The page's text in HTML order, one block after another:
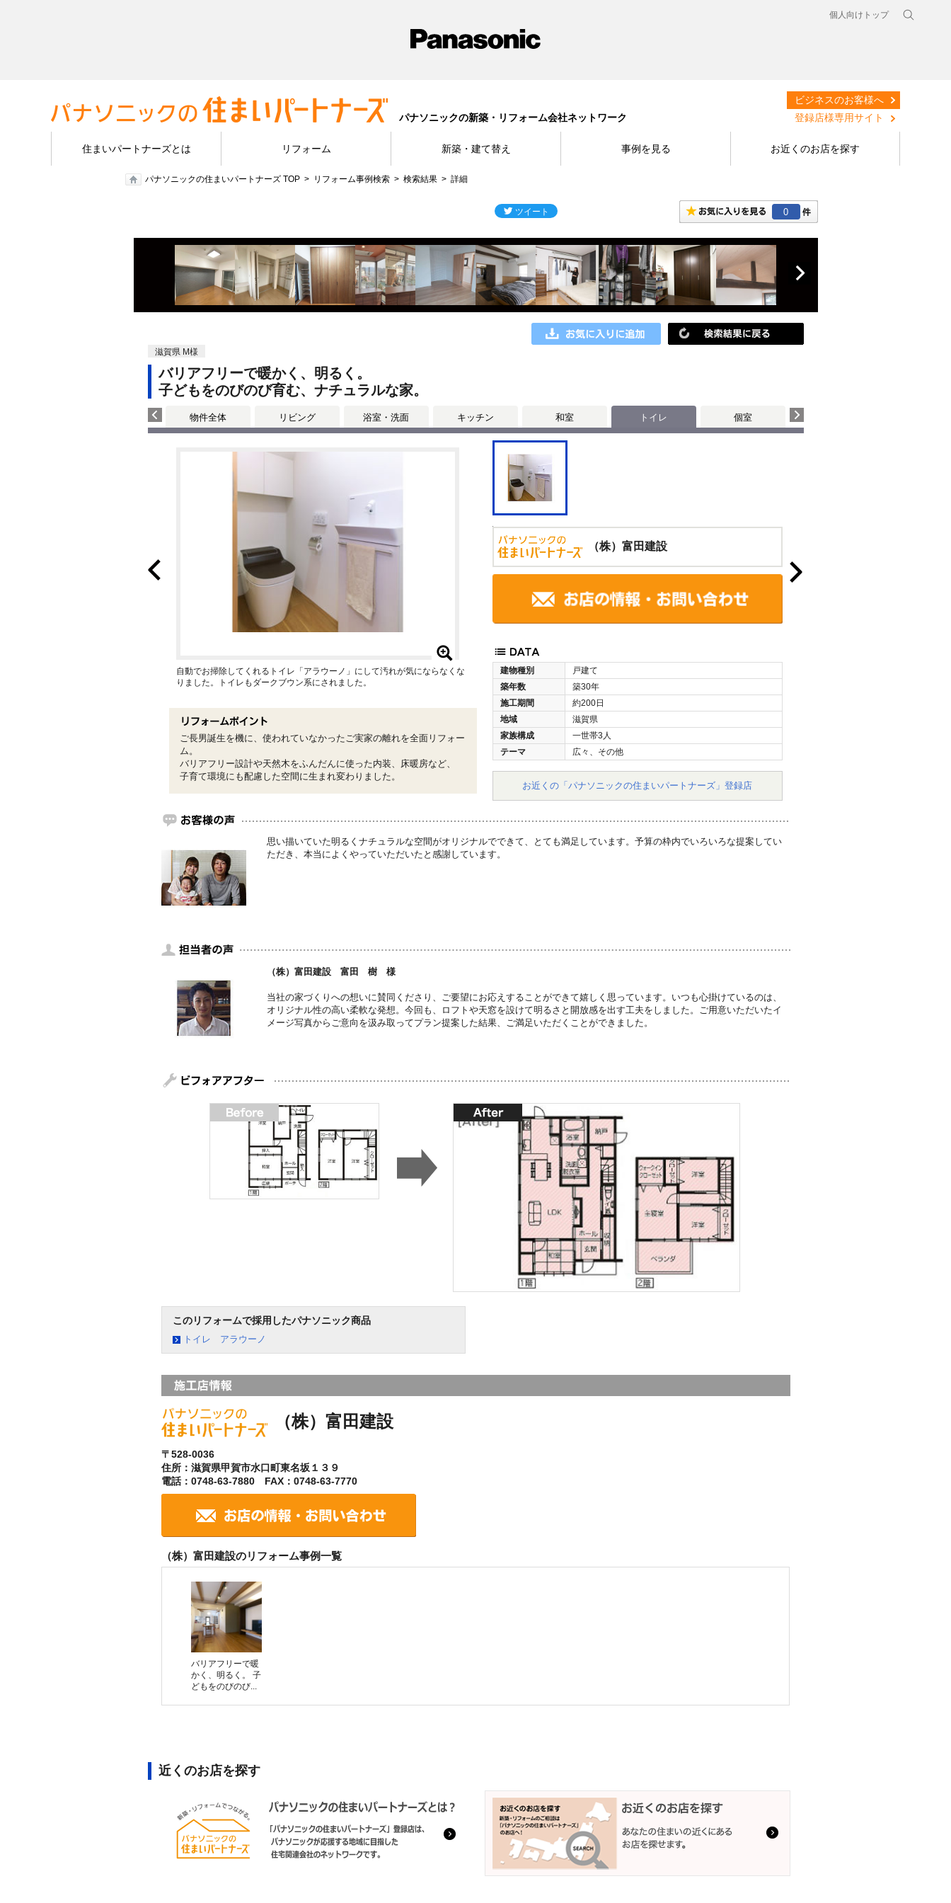
個人向けトップ
パナソニックの新築・リフォーム会社ネットワーク
ビジネスのお客様へ
登録店様専用サイト
住まいパートナーズとは リフォーム 新築・建て替え 事例を見る お近くのお店を探す
パナソニックの住まいパートナーズ TOP リフォーム事例検索 検索結果 詳細
0
滋賀県 M様
バリアフリーで暖かく、明るく。
子どもをのびのび育む、ナチュラルな家。
物件全体 リビング 浴室・洗面 キッチン 和室 トイレ 個室
（株）富田建設
建物種別
戸建て
築年数
築30年
施工期間
約200日
地域
滋賀県
家族構成
一世帯3人
テーマ
広々、その他
お近くの「パナソニックの住まいパートナーズ」登録店
自動でお掃除してくれるトイレ「アラウーノ」にして汚れが気にならなくな
りました。トイレもダークブウン系にされました。
ご長男誕生を機に、使われていなかったご実家の離れを全面リフォー
ム。
バリアフリー設計や天然木をふんだんに使った内装、床暖房など、
子育て環境にも配慮した空間に生まれ変わりました。
思い描いていた明るくナチュラルな空間がオリジナルでできて、とても満足しています。予算の枠内でいろいろな提案してい
ただき、本当によくやっていただいたと感謝しています。
（株）富田建設 富田 樹 様
当社の家づくりへの想いに賛同くださり、ご要望にお応えすることができて嬉しく思っています。いつも心掛けているのは、
オリジナル性の高い柔軟な発想。今回も、ロフトや天窓を設けて明るさと開放感を出す工夫をしました。ご用意いただいたイ
メージ写真からご意向を汲み取ってプラン提案した結果、ご満足いただくことができました。
このリフォームで採用したパナソニック商品
トイレ アラウーノ
（株）富田建設
〒528-0036
住所：滋賀県甲賀市水口町東名坂１３９
電話：0748-63-7880 FAX：0748-63-7770
（株）富田建設のリフォーム事例一覧
バリアフリーで暖
かく、明るく。 子
どもをのびのび...
近くのお店を探す